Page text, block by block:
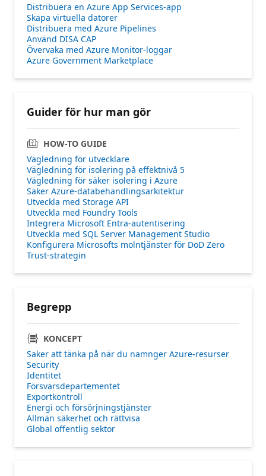
Distribuera en Azure App Services-app
Skapa virtuella datorer
Distribuera med Azure Pipelines
Använd DISA CAP
Övervaka med Azure Monitor-loggar
Azure Government Marketplace
Guider för hur man gör
HOW-TO GUIDE
Vägledning för utvecklare
Vägledning för isolering på effektnivå 5
Vägledning för säker isolering i Azure
Säker Azure-databehandlingsarkitektur
Utveckla med Storage API
Utveckla med Foundry Tools
Integrera Microsoft Entra-autentisering
Utveckla med SQL Server Management Studio
Konfigurera Microsofts molntjänster för DoD Zero
Trust-strategin
Begrepp
KONCEPT
Saker att tänka på när du namnger Azure-resurser
Security
Identitet
Försvarsdepartementet
Exportkontroll
Energi och försörjningstjänster
Allmän säkerhet och rättvisa
Global offentlig sektor